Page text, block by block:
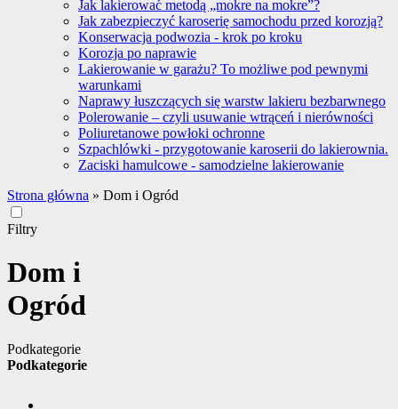
Jak lakierować metodą „mokre na mokre”?
Jak zabezpieczyć karoserię samochodu przed korozją?
Konserwacja podwozia - krok po kroku
Korozja po naprawie
Lakierowanie w garażu? To możliwe pod pewnymi
warunkami
Naprawy łuszczących się warstw lakieru bezbarwnego
Polerowanie – czyli usuwanie wtrąceń i nierówności
Poliuretanowe powłoki ochronne
Szpachlówki - przygotowanie karoserii do lakierownia.
Zaciski hamulcowe - samodzielne lakierowanie
Strona główna » Dom i Ogród
Filtry
Dom i
Ogród
Podkategorie
Podkategorie